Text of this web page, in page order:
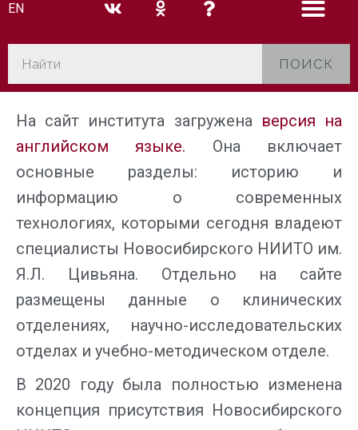
EN
ПОИСК
На сайт института загружена версия на
английском языке. Она включает
основные разделы: историю и
информацию о современных
технологиях, которыми сегодня владеют
специалисты Новосибирского НИИТО им.
Я.Л. Цивьяна. Отдельно на сайте
размещены данные о клинических
отделениях, научно-исследовательских
отделах и учебно-методическом отделе.
В 2020 году была полностью изменена
концепция присутствия Новосибирского